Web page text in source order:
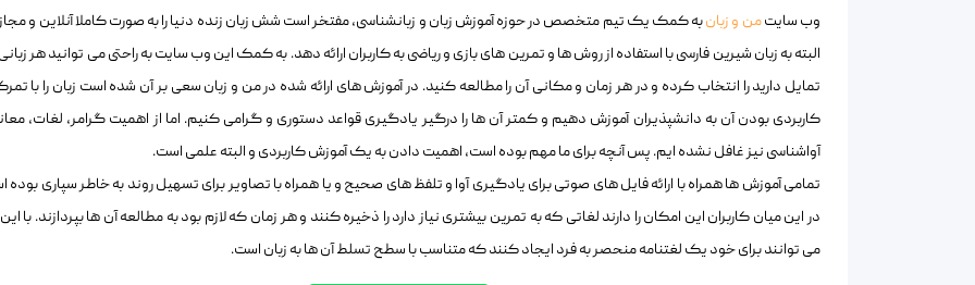
وب سایتمن و زبانبه کمک یک تیم متخصص در حوزه آموزش زبان و زبانشناسی، مفتخر است شش زبان زنده دنیا را به صورت کاملا آنلاین و
البته به زبان شیرین فارسی با استفاده از روش ها و تمرین های بازی و ریاضی به کاربران ارائه دهد. به کمک این وب سایت به راحتی می توانید هر
تمایل دارید را انتخاب کرده و در هر زمان و مکانی آن را مطالعه کنید. در آموزش های ارائه شده در من و زبان سعی بر آن شده است زبان را با
کاربردی بودن آن به دانشپذیران آموزش دهیم و کمتر آن ها را درگیر یادگیری قواعد دستوری و گرامی کنیم. اما از اهمیت گرامر، لغات،
آواشناسی نیز غافل نشده ایم. پس آنچه برای ما مهم بوده است، اهمیت دادن به یک آموزش کاربردی و البته علمی است.
تمامی آموزش ها همراه با ارائه فایل های صوتی برای یادگیری آوا و تلفظ های صحیح و یا همراه با تصاویر برای تسهیل روند به خاطر سپاری بوده
در این میان کاربران این امکان را دارند لغاتی که به تمرین بیشتری نیاز دارد را ذخیره کنند و هر زمان که لازم بود به مطالعه آن ها بپردازند. با
می توانند برای خود یک لغتنامه منحصر به فرد ایجاد کنند که متناسب با سطح تسلط آن ها به زبان است.